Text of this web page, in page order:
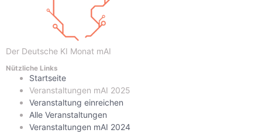
Der Deutsche KI Monat mAI
Nützliche Links
Startseite
Veranstaltungen mAI 2025
Veranstaltung einreichen
Alle Veranstaltungen
Veranstaltungen mAI 2024